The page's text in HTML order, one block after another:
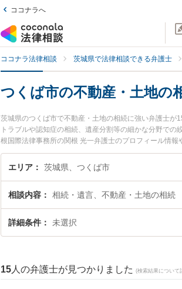
ココナラへ
ココナラ法律相談 茨城県で法律相談できる弁護士
つくば市の不動産・土地の
茨城県のつくば市で不動産・土地の相続に強い弁護士
トラブルや認知症の相続、遺産分割等の細かな分野で
根国際法律事務所の関根 光一弁護士のプロフィール情
ぐに弁護士に相談したい』『不動産・土地の相続のト
護士に相談予約したい』などでお困りの相談者さんにお
エリア 茨城県、つくば市
相談内容 相続・遺言、不動産・土地の相続
詳細条件 未選択
15 人の弁護士が見つかりました (検索結果について